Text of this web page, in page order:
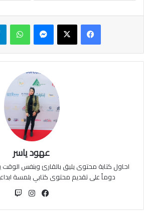
ماسنجر
عهود ياسر
احاول كتابة محتوى يليق بالقارئ وبنفس الوقت
دوماً على تقديم محتوى كتابي بلمسة
فيسبوكانستقرام